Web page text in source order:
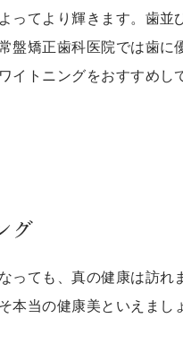
ってより輝きます。歯並
盤矯正歯科医院では歯に
イトニングをおすすめし
グ
っても、真の健康は訪れ
本当の健康美といえまし